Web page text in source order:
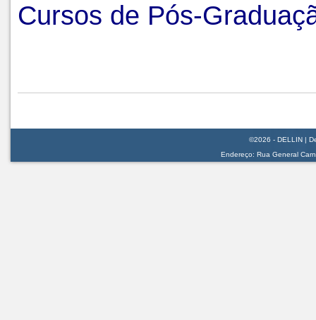
Cursos de Pós-
©2026 - DELLIN |
Endereço: Rua General